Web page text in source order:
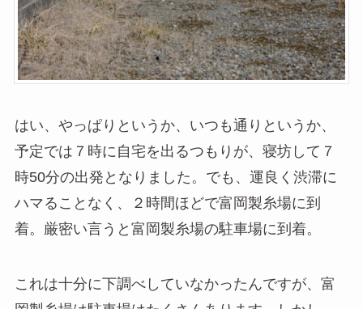
はい、やっぱりというか、いつも通りというか、
予定では７時に自宅を出るつもりが、寝坊して７
時50分の出発となりました。でも、運良く渋滞に
ハマることなく、２時間ほどで富岡製糸場に到
着。厳密い言うと富岡製糸場の駐車場に到着。
これは十分に下調べしていなかったんですが、富